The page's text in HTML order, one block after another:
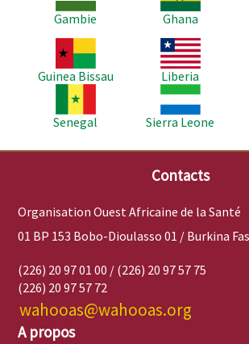
Gambie
Ghana
Image
Guinea Bissau
Image
Liberia
Senegal
Image
Sierra Leone
Contacts
Organisation Ouest Africaine de la Santé
01 BP 153 Bobo-Dioulasso 01 / Burkina
(226) 20 97 01 00 / (226) 20 97 57 75
(226) 20 97 57 72
wahooas@wahooas.org
A propos